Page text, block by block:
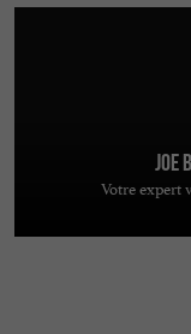
JOE
Votre expert